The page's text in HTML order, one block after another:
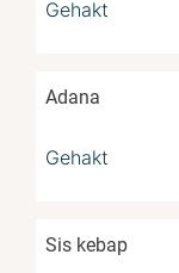
Gehakt
Adana
Gehakt
Sis kebap